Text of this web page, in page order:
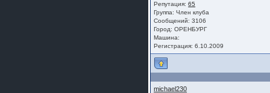
Репутация:65
Группа:Член клуба
Сообщений: 3106
Город: ОРЕНБУРГ
Машина:
Регистрация: 6.10.2009
michael230